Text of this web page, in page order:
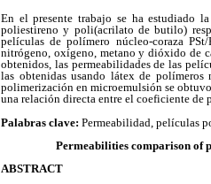
En el presente trabajo se ha estudiado
poliestireno y poli(acrilato de butilo)
películas de polímero núcleo-coraza
nitrógeno, oxígeno, metano y dióxido de
obtenidos, las permeabilidades de las
las obtenidas usando látex de
polimerización en microemulsión se
una relación directa entre el coeficiente de
Palabras clave: Permeabilidad, películas
Permeabilities comparison of
ABSTRACT